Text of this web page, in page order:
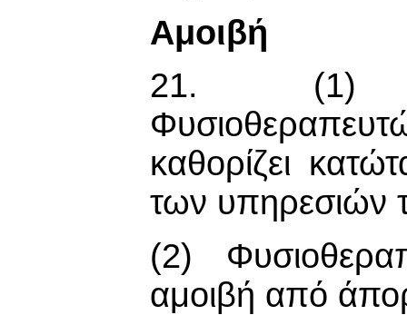
Αμοιβή
21. (1) Ο
καθορίζει
των υπηρεσιών
(2)
αμοιβή από